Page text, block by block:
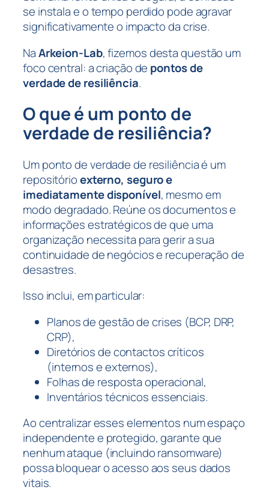
se instala e o tempo perdido pode agravar
significativamente o impacto da crise.
NaArkeion-Lab, fizemos desta questão um
foco central: a criação de pontos de
verdade de resiliência.
O que é um ponto de
verdade de resiliência?
Um ponto de verdade de resiliência é um
repositórioexterno, seguro e
imediatamente disponível, mesmo em
modo degradado. Reúne os documentos e
informações estratégicos de que uma
organização necessita para gerir a sua
continuidade de negócios e recuperação de
desastres.
Isso inclui, em particular:
Planos de gestão de crises (BCP, DRP,
CRP),
Diretórios de contactos críticos
(internos e externos),
Folhas de resposta operacional,
Inventários técnicos essenciais.
Ao centralizar esses elementos num espaço
independente e protegido, garante que
nenhum ataque (incluindo ransomware)
possa bloquear o acesso aos seus dados
vitais.